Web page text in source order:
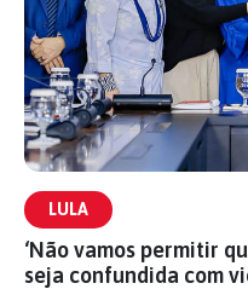
LULA
‘Não vamos permitir
seja confundida com